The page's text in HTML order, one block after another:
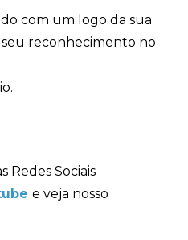
com um logo da sua
reconhecimento no
Redes Sociais
e veja nosso